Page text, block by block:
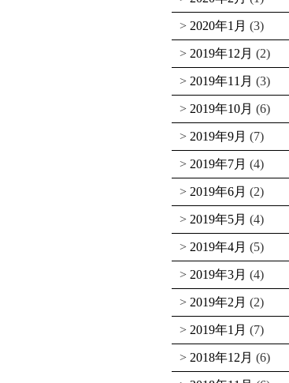
2020年1月 (3)
2019年12月 (2)
2019年11月 (3)
2019年10月 (6)
2019年9月 (7)
2019年7月 (4)
2019年6月 (2)
2019年5月 (4)
2019年4月 (5)
2019年3月 (4)
2019年2月 (2)
2019年1月 (7)
2018年12月 (6)